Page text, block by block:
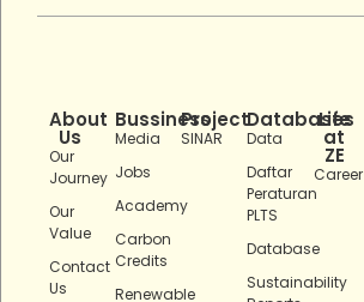
About
Us
Our
Journey
Our
Value
Contact
Us
Bussiness
Media
Jobs
Academy
Carbon
Credits
Renewable
Project
SINAR
Databases
Data
Daftar
Peraturan
PLTS
Database
Sustainability
Life
at
ZE
Career